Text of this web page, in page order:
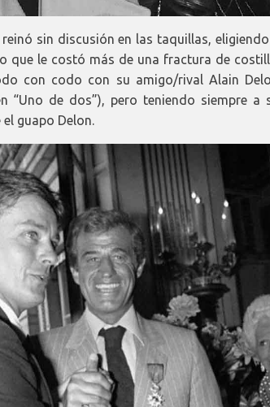
sin discusión en las taquillas,
que le costó más de una fractura de
con codo con su amigo/rival Alain
“Uno de dos”), pero teniendo siempre
guapo Delon.